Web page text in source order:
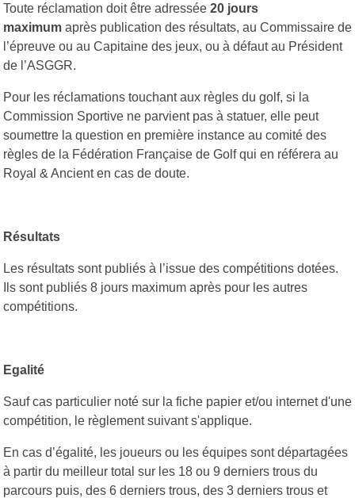
Toute réclamation doit être adressée 20 jours
maximum après publication des résultats, au Commissaire de
l’épreuve ou au Capitaine des jeux, ou à défaut au Président
de l’ASGGR.
Pour les réclamations touchant aux règles du golf, si la
Commission Sportive ne parvient pas à statuer, elle peut
soumettre la question en première instance au comité des
règles de la Fédération Française de Golf qui en référera au
Royal & Ancient en cas de doute.
Résultats
Les résultats sont publiés à l’issue des compétitions dotées.
Ils sont publiés 8 jours maximum après pour les autres
compétitions.
Egalité
Sauf cas particulier noté sur la fiche papier et/ou internet d'une
compétition, le règlement suivant s'applique.
En cas d’égalité, les joueurs ou les équipes sont départagées
à partir du meilleur total sur les 18 ou 9 derniers trous du
parcours puis, des 6 derniers trous, des 3 derniers trous et